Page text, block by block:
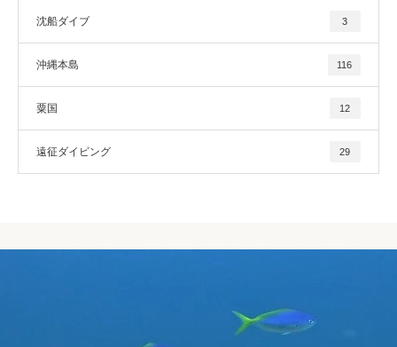
沈船ダイブ 3
沖縄本島 116
粟国 12
遠征ダイビング 29